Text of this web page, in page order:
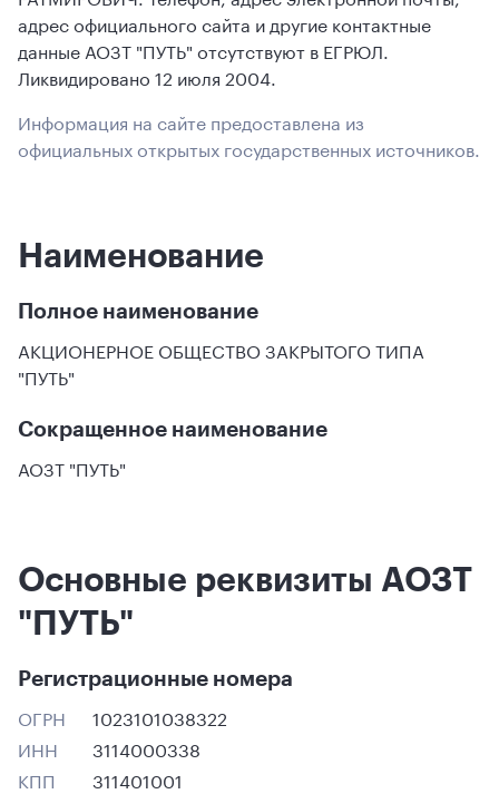
адрес официального сайта и другие контактные
данные АОЗТ "ПУТЬ" отсутствуют в ЕГРЮЛ.
Ликвидировано 12 июля 2004.
Информация на сайте предоставлена из
официальных открытых государственных источников.
Наименование
Полное наименование
АКЦИОНЕРНОЕ ОБЩЕСТВО ЗАКРЫТОГО ТИПА
"ПУТЬ"
Сокращенное наименование
АОЗТ "ПУТЬ"
Основные реквизиты АОЗТ
"ПУТЬ"
Регистрационные номера
ОГРН
1023101038322
ИНН
3114000338
КПП
311401001